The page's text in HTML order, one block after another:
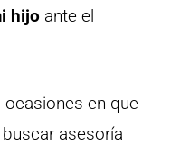
hijo ante el
en que
asesoría